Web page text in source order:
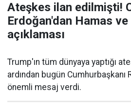
Ateşkes ilan edilmişti!
Erdoğan'dan Hamas ve
açıklaması
Trump'ın tüm dünyaya yaptığı
ardından bugün Cumhurbaşkanı
önemli mesaj verdi.